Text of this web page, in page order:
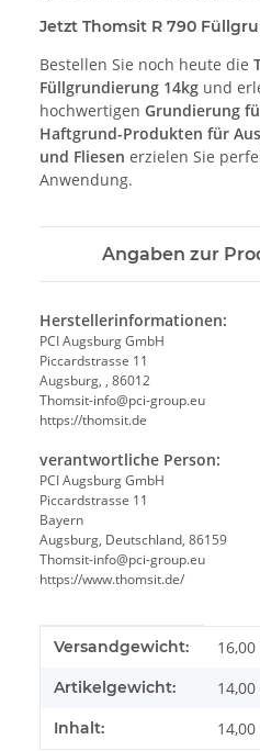
Jetzt Thomsit R 790
Bestellen Sie noch heute die
Füllgrundierung 14kg und
hochwertigen Grundierung
Haftgrund-Produkten für
und Fliesen erzielen Sie
Anwendung.
Angaben zur
Herstellerinformationen:
PCI Augsburg GmbH
Piccardstrasse 11
Augsburg, , 86012
Thomsit-info@pci-group.eu
https://thomsit.de
verantwortliche Person:
PCI Augsburg GmbH
Piccardstrasse 11
Bayern
Augsburg, Deutschland, 86159
Thomsit-info@pci-group.eu
https://www.thomsit.de/
Produkteigenschaft
Wert
Versandgewicht: 16,00
Artikelgewicht: 14,00
Inhalt: 14,00